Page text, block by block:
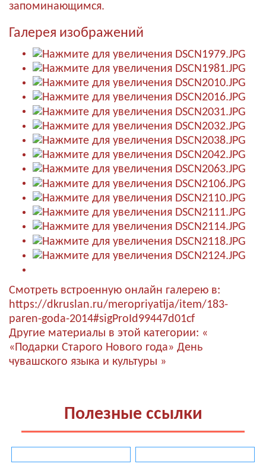
запоминающимся.
Галерея изображений
Смотреть встроенную онлайн галерею в:
https://dkruslan.ru/meropriyatija/item/183-
paren-goda-2014#sigProId99447d01cf
Другие материалы в этой категории: «
«Подарки Старого Нового года» День
чувашского языка и культуры »
Полезные ссылки